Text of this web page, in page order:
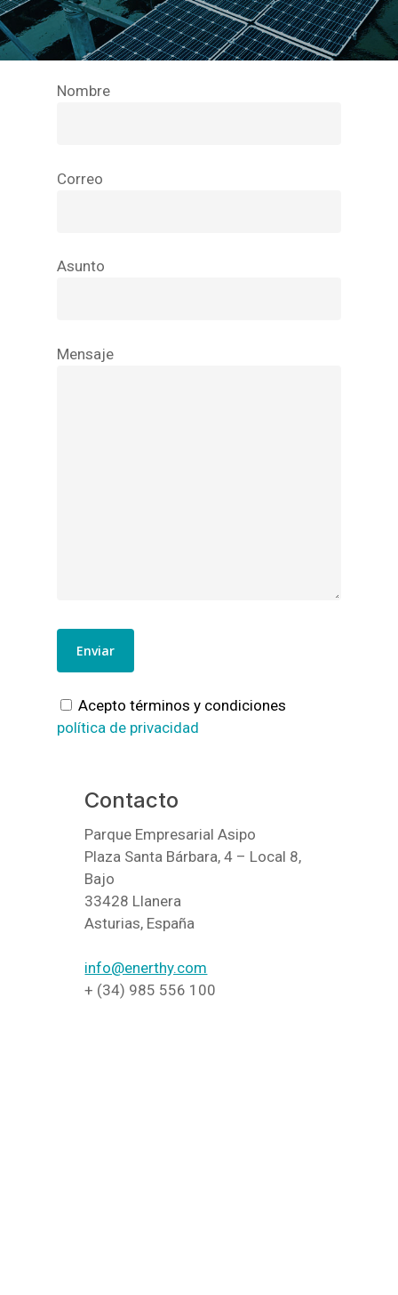
Nombre
Correo
Asunto
Mensaje
Acepto términos y condiciones
política de privacidad
Contacto
Parque Empresarial Asipo
Plaza Santa Bárbara, 4 – Local 8,
Bajo
33428 Llanera
Asturias, España
info@enerthy.com
+ (34) 985 556 100